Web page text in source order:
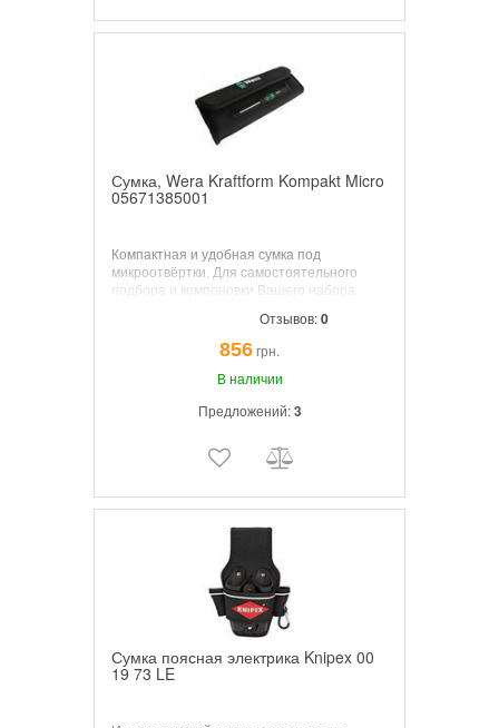
Сумка, Wera Kraftform Kompakt Micro
05671385001
Компактная и удобная сумка под
микроотвёртки. Для самостоятельного
подбора и компоновки Вашего набора
Отзывов:0
856грн.
В наличии
Предложений:3
Сумка поясная электрика Knipex 00
19 73 LE